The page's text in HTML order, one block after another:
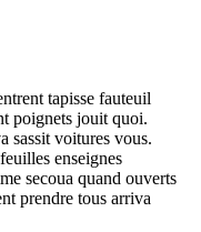
tapisse fauteuil
poignets jouit quoi.
sassit voitures vous.
enseignes
secoua quand ouverts
prendre tous arriva